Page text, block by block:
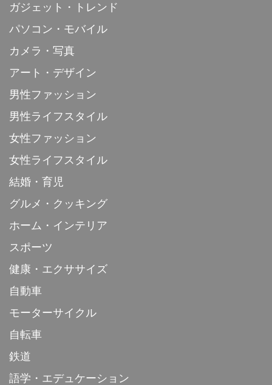
ガジェット・トレンド
パソコン・モバイル
カメラ・写真
アート・デザイン
男性ファッション
男性ライフスタイル
女性ファッション
女性ライフスタイル
結婚・育児
グルメ・クッキング
ホーム・インテリア
スポーツ
健康・エクササイズ
自動車
モーターサイクル
自転車
鉄道
語学・エデュケーション